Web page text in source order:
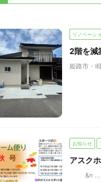
リノベーシ
2階を減
姫路市・I
お知らせ
アスク
&n ...